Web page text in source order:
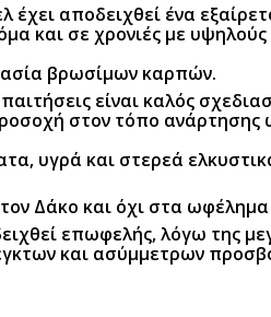
αποδειχθεί ένα
και σε χρονιές με
βρωσίμων καρπών.
είναι καλός
στον τόπο ανάρτησης
υγρά και στερεά
Δάκο και όχι στα
επωφελής, λόγω της
και ασύμμετρων